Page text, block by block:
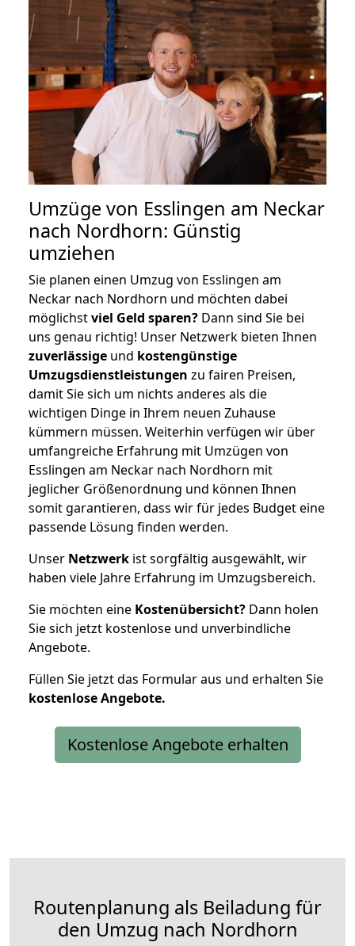
Umzüge von Esslingen am Neckar
nach Nordhorn: Günstig
umziehen
Sie planen einen Umzug von Esslingen am
Neckar nach Nordhorn und möchten dabei
möglichstviel Geld sparen? Dann sind Sie bei
uns genau richtig! Unser Netzwerk bieten Ihnen
zuverlässige und kostengünstige
Umzugsdienstleistungen zu fairen Preisen,
damit Sie sich um nichts anderes als die
wichtigen Dinge in Ihrem neuen Zuhause
kümmern müssen. Weiterhin verfügen wir über
umfangreiche Erfahrung mit Umzügen von
Esslingen am Neckar nach Nordhorn mit
jeglicher Größenordnung und können Ihnen
somit garantieren, dass wir für jedes Budget eine
passende Lösung finden werden.
Unser Netzwerk ist sorgfältig ausgewählt, wir
haben viele Jahre Erfahrung im Umzugsbereich.
Sie möchten eine Kostenübersicht? Dann holen
Sie sich jetzt kostenlose und unverbindliche
Angebote.
Füllen Sie jetzt das Formular aus und erhalten Sie
kostenloseAngebote.
Kostenlose Angebote erhalten
Routenplanung als Beiladung für
den Umzug nach Nordhorn